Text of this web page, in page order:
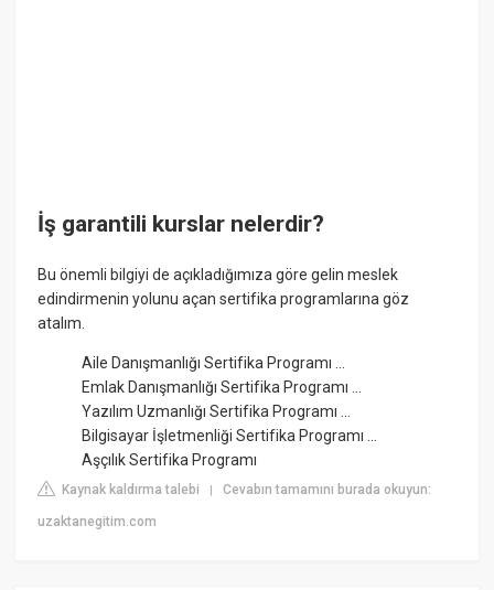
İş garantili kurslar nelerdir?
Bu önemli bilgiyi de açıkladığımıza göre gelin meslek
edindirmenin yolunu açan sertifika programlarına göz
atalım.
Aile Danışmanlığı Sertifika Programı ...
Emlak Danışmanlığı Sertifika Programı ...
Yazılım Uzmanlığı Sertifika Programı ...
Bilgisayar İşletmenliği Sertifika Programı ...
Aşçılık Sertifika Programı
Kaynak kaldırma talebi |Cevabın tamamını burada okuyun:
uzaktanegitim.com